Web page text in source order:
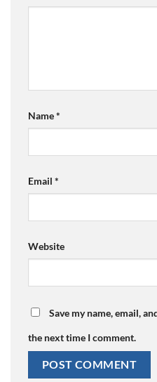
Name*
Email *
Website
Save my name, email,
the next time I comment.